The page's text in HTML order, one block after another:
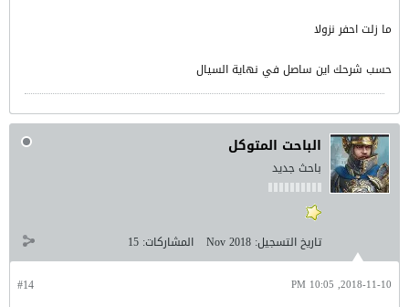
ما زلت احفر نزولا
حسب شرحك اين ساصل في نهاية السيال
الباحت المتوكل
باحث جديد
تاريخ التسجيل: Nov 2018 المشاركات: 15
#14 2018-11-10, 10:05 PM